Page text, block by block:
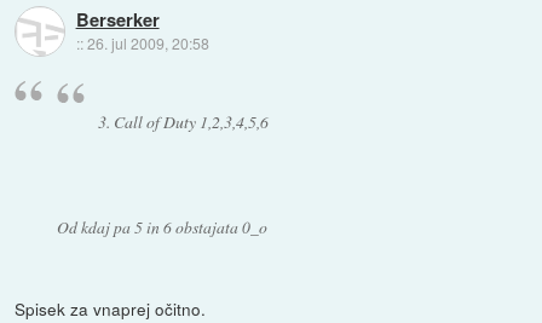
Berserker
::26. jul 2009, 20:58
3. Call of Duty 1,2,3,4,5,6
Od kdaj pa 5 in 6 obstajata 0_o
Spisek za vnaprej očitno.